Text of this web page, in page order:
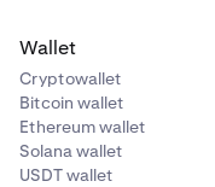
Wallet
Cryptowallet
Bitcoin wallet
Ethereum wallet
Solana wallet
USDT wallet